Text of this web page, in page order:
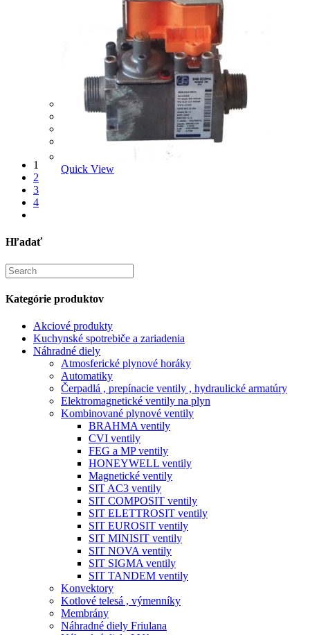
Quick View
Plynový ventil SIGMA
197,58€
Pridať do košíka
1
2
3
4
Hľadať
Search
for:
Kategórie produktov
Akciové produkty
Kuchynské spotrebiče a zariadenia
Náhradné diely
Atmosferické plynové horáky
Automatiky
Čerpadlá , prepínacie ventily , hydraulické armatúry
Elektromagnetické ventily na plyn
Kombinované plynové ventily
BRAHMA ventily
CVI ventily
FEG a MP ventily
HONEYWELL ventily
Magnetické ventily
SIT AC3 ventily
SIT COMPOSIT ventily
SIT ELETTROSIT ventily
SIT EUROSIT ventily
SIT MINISIT ventily
SIT NOVA ventily
SIT SIGMA ventily
SIT TANDEM ventily
Konvektory
Kotlové telesá , výmenníky
Membrány
Náhradné diely Friulana